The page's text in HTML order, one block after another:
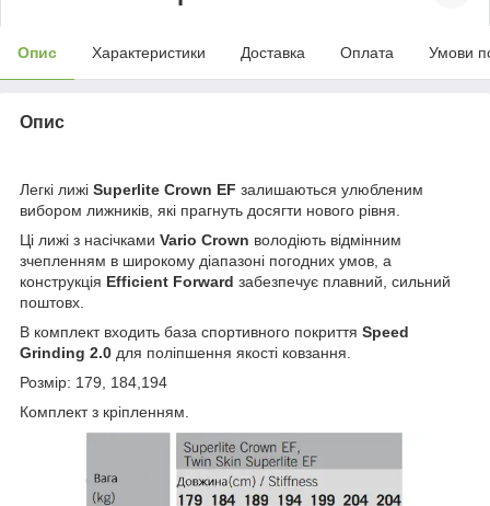
Опис Характеристики Доставка Оплата Умови
Опис
Легкі лижі Superlite Crown EF залишаються улюбленим
вибором лижників, які прагнуть досягти нового рівня.
Ці лижі з насічками Vario Crown володіють відмінним
зчепленням в широкому діапазоні погодних умов, а
конструкція Efficient Forward забезпечує плавний, сильний
поштовх.
В комплект входить база спортивного покриття Speed
Grinding 2.0 для поліпшення якості ковзання.
Розмір: 179, 184,194
Комплект з кріпленням.